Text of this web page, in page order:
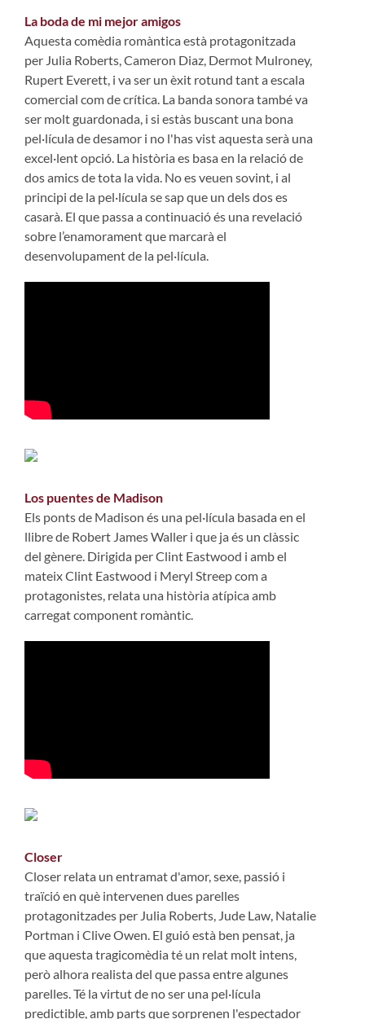
La boda de mi mejor amigos
Aquesta comèdia romàntica està protagonitzada
per Julia Roberts, Cameron Diaz, Dermot Mulroney,
Rupert Everett, i va ser un èxit rotund tant a escala
comercial com de crítica. La banda sonora també va
ser molt guardonada, i si estàs buscant una bona
pel·lícula de desamor i no l'has vist aquesta serà una
excel·lent opció. La història es basa en la relació de
dos amics de tota la vida. No es veuen sovint, i al
principi de la pel·lícula se sap que un dels dos es
casarà. El que passa a continuació és una revelació
sobre l’enamorament que marcarà el
desenvolupament de la pel·lícula.
Los puentes de Madison
Els ponts de Madison és una pel·lícula basada en el
llibre de Robert James Waller i que ja és un clàssic
del gènere. Dirigida per Clint Eastwood i amb el
mateix Clint Eastwood i Meryl Streep com a
protagonistes, relata una història atípica amb
carregat component romàntic.
Closer
Closer relata un entramat d'amor, sexe, passió i
traïció en què intervenen dues parelles
protagonitzades per Julia Roberts, Jude Law, Natalie
Portman i Clive Owen. El guió està ben pensat, ja
que aquesta tragicomèdia té un relat molt intens,
però alhora realista del que passa entre algunes
parelles. Té la virtut de no ser una pel·lícula
predictible, amb parts que sorprenen l'espectador